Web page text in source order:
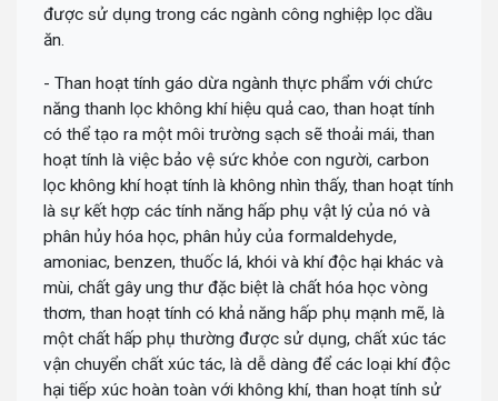
được sử dụng trong các ngành công nghiệp lọc dầu
ăn.
- Than hoạt tính gáo dừa ngành thực phẩm với chức
năng thanh lọc không khí hiệu quả cao, than hoạt tính
có thể tạo ra một môi trường sạch sẽ thoải mái, than
hoạt tính là việc bảo vệ sức khỏe con người, carbon
lọc không khí hoạt tính là không nhìn thấy, than hoạt tính
là sự kết hợp các tính năng hấp phụ vật lý của nó và
phân hủy hóa học, phân hủy của formaldehyde,
amoniac, benzen, thuốc lá, khói và khí độc hại khác và
mùi, chất gây ung thư đặc biệt là chất hóa học vòng
thơm, than hoạt tính có khả năng hấp phụ mạnh mẽ, là
một chất hấp phụ thường được sử dụng, chất xúc tác
vận chuyển chất xúc tác, là dễ dàng để các loại khí độc
hại tiếp xúc hoàn toàn với không khí, than hoạt tính sử